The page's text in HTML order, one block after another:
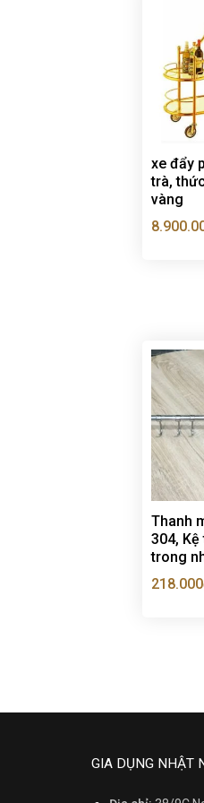
xe đẩy
trà,
vàng
Thanh
304,
trong
218.000
GIA DỤNG NHẬT